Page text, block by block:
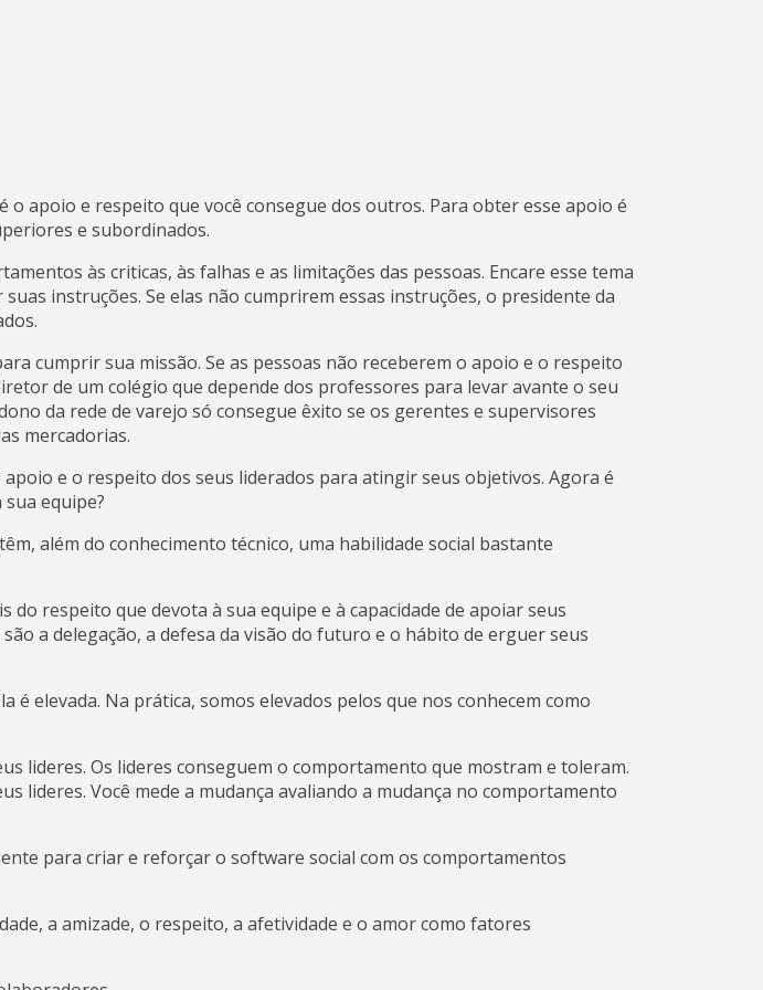
apoio e respeito que você consegue dos outros. Para obter esse apoio é
e subordinados.
às criticas, às falhas e as limitações das pessoas. Encare esse tema
instruções. Se elas não cumprirem essas instruções, o presidente da
cumprir sua missão. Se as pessoas não receberem o apoio e o respeito
de um colégio que depende dos professores para levar avante o seu
da rede de varejo só consegue êxito se os gerentes e supervisores
mercadorias.
e o respeito dos seus liderados para atingir seus objetivos. Agora é
equipe?
além do conhecimento técnico, uma habilidade social bastante
respeito que devota à sua equipe e à capacidade de apoiar seus
a delegação, a defesa da visão do futuro e o hábito de erguer seus
elevada. Na prática, somos elevados pelos que nos conhecem como
lideres. Os lideres conseguem o comportamento que mostram e toleram.
lideres. Você mede a mudança avaliando a mudança no comportamento
para criar e reforçar o software social com os comportamentos
a amizade, o respeito, a afetividade e o amor como fatores